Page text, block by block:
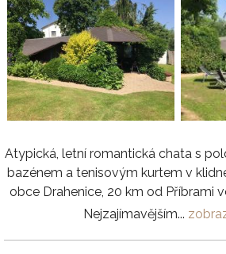
Atypická, letní romantická chata s
bazénem a tenisovým kurtem v
obce Drahenice, 20 km od Příbrami
Nejzajímavějším...